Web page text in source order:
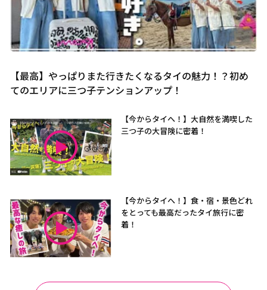
【最高】やっぱりまた行きたくなるタイの魅力！？初め
てのエリアに三つ子テンションアップ！
【今からタイへ！】大自然を満喫した
三つ子の大冒険に密着！
【今からタイへ！】食・宿・景色どれ
をとっても最高だったタイ旅行に密
着！